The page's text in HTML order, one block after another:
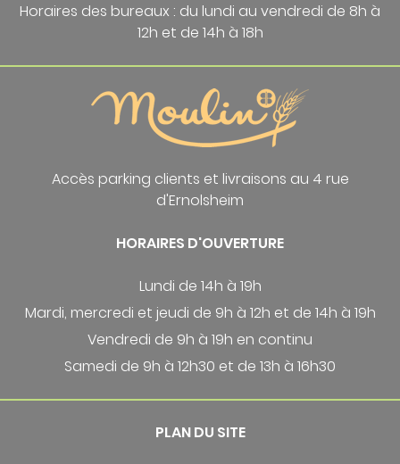
Horaires des bureaux : du lundi au vendredi de 8h à
12h et de 14h à 18h
Accès parking clients et livraisons au 4 rue
d'Ernolsheim
HORAIRES D'OUVERTURE
Lundi de 14h à 19h
Mardi, mercredi et jeudi de 9h à 12h et de 14h à 19h
Vendredi de 9h à 19h en continu
Samedi de 9h à 12h30 et de 13h à 16h30
PLAN DU SITE